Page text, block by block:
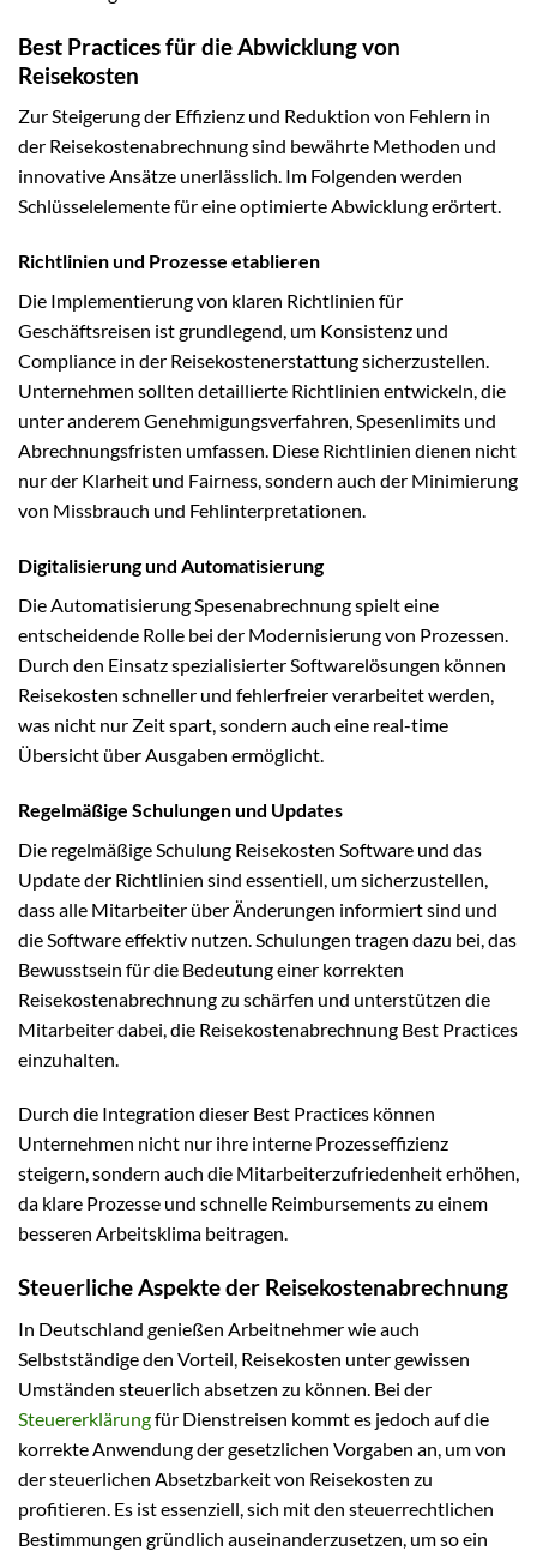
Best Practices für die Abwicklung von
Reisekosten
Zur Steigerung der Effizienz und Reduktion von Fehlern in
der Reisekostenabrechnung sind bewährte Methoden und
innovative Ansätze unerlässlich. Im Folgenden werden
Schlüsselelemente für eine optimierte Abwicklung erörtert.
Richtlinien und Prozesse etablieren
Die Implementierung von klaren Richtlinien für
Geschäftsreisen ist grundlegend, um Konsistenz und
Compliance in der Reisekostenerstattung sicherzustellen.
Unternehmen sollten detaillierte Richtlinien entwickeln, die
unter anderem Genehmigungsverfahren, Spesenlimits und
Abrechnungsfristen umfassen. Diese Richtlinien dienen nicht
nur der Klarheit und Fairness, sondern auch der Minimierung
von Missbrauch und Fehlinterpretationen.
Digitalisierung und Automatisierung
Die Automatisierung Spesenabrechnung spielt eine
entscheidende Rolle bei der Modernisierung von Prozessen.
Durch den Einsatz spezialisierter Softwarelösungen können
Reisekosten schneller und fehlerfreier verarbeitet werden,
was nicht nur Zeit spart, sondern auch eine real-time
Übersicht über Ausgaben ermöglicht.
Regelmäßige Schulungen und Updates
Die regelmäßige Schulung Reisekosten Software und das
Update der Richtlinien sind essentiell, um sicherzustellen,
dass alle Mitarbeiter über Änderungen informiert sind und
die Software effektiv nutzen. Schulungen tragen dazu bei, das
Bewusstsein für die Bedeutung einer korrekten
Reisekostenabrechnung zu schärfen und unterstützen die
Mitarbeiter dabei, die Reisekostenabrechnung Best Practices
einzuhalten.
Durch die Integration dieser Best Practices können
Unternehmen nicht nur ihre interne Prozesseffizienz
steigern, sondern auch die Mitarbeiterzufriedenheit erhöhen,
da klare Prozesse und schnelle Reimbursements zu einem
besseren Arbeitsklima beitragen.
Steuerliche Aspekte der Reisekostenabrechnung
In Deutschland genießen Arbeitnehmer wie auch
Selbstständige den Vorteil, Reisekosten unter gewissen
Umständen steuerlich absetzen zu können. Bei der
Steuererklärungfür Dienstreisen kommt es jedoch auf die
korrekte Anwendung der gesetzlichen Vorgaben an, um von
der steuerlichen Absetzbarkeit von Reisekosten zu
profitieren. Es ist essenziell, sich mit den steuerrechtlichen
Bestimmungen gründlich auseinanderzusetzen, um so ein